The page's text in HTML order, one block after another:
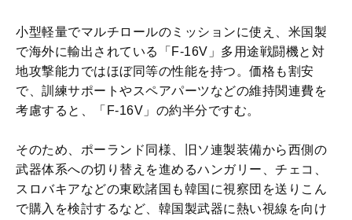
小型軽量でマルチロールのミッションに使え、米国製
で海外に輸出されている「F-16V」多用途戦闘機と対
地攻撃能力ではほぼ同等の性能を持つ。価格も割安
で、訓練サポートやスペアパーツなどの維持関連費を
考慮すると、「F-16V」の約半分ですむ。
そのため、ポーランド同様、旧ソ連製装備から西側の
武器体系への切り替えを進めるハンガリー、チェコ、
スロバキアなどの東欧諸国も韓国に視察団を送りこん
で購入を検討するなど、韓国製武器に熱い視線を向け